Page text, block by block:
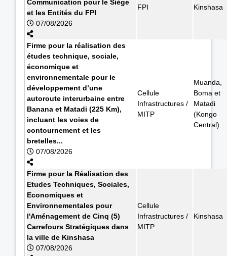
Communication pour le Siège
et les Entités du FPI
07/08/2026
FPI Kinshasa
Firme pour la réalisation des
études technique, sociale,
économique et
environnementale pour le
développement d’une
autoroute interurbaine entre
Banana et Matadi (225 Km),
incluant les voies de
contournement et les
bretelles...
07/08/2026
Cellule
Infrastructures /
MITP
Muanda,
Boma et
Matadi
(Kongo
Central)
Firme pour la Réalisation des
Etudes Techniques, Sociales,
Economiques et
Environnementales pour
l'Aménagement de Cinq (5)
Carrefours Stratégiques dans
la ville de Kinshasa
07/08/2026
Cellule
Infrastructures /
MITP
Kinshasa